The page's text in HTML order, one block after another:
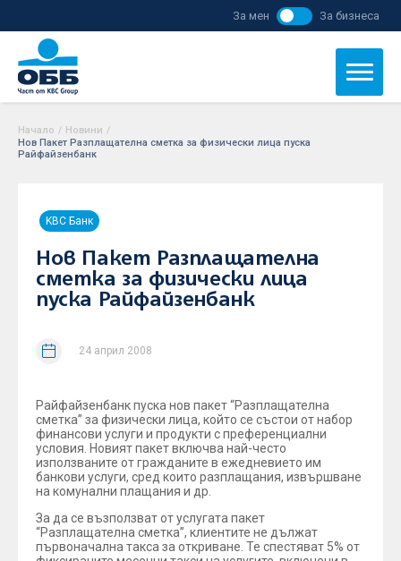
За мен За бизнеса
Начало / Новини /
Нов Пакет Разплащателна сметка за физически лица пуска
Райфайзенбанк
KBC Банк
Нов Пакет Разплащателна
сметка за физически лица
пуска Райфайзенбанк
24 април 2008
Райфайзенбанк пуска нов пакет “Разплащателна
сметка” за физически лица, който се състои от набор
финансови услуги и продукти с преференциални
условия. Новият пакет включва най-често
използваните от гражданите в ежедневието им
банкови услуги, сред които разплащания, извършване
на комунални плащания и др.
За да се възползват от услугата пакет
“Разплащателна сметка”, клиентите не дължат
първоначална такса за откриване. Те спестяват 5% от